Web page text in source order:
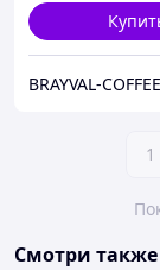
BRAYVAL-COFFEE
1
Смотри также